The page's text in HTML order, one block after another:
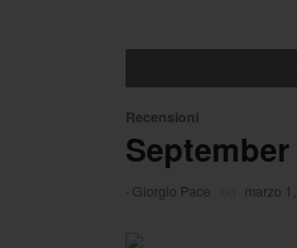
Recensioni
Giorgio Pace marzo